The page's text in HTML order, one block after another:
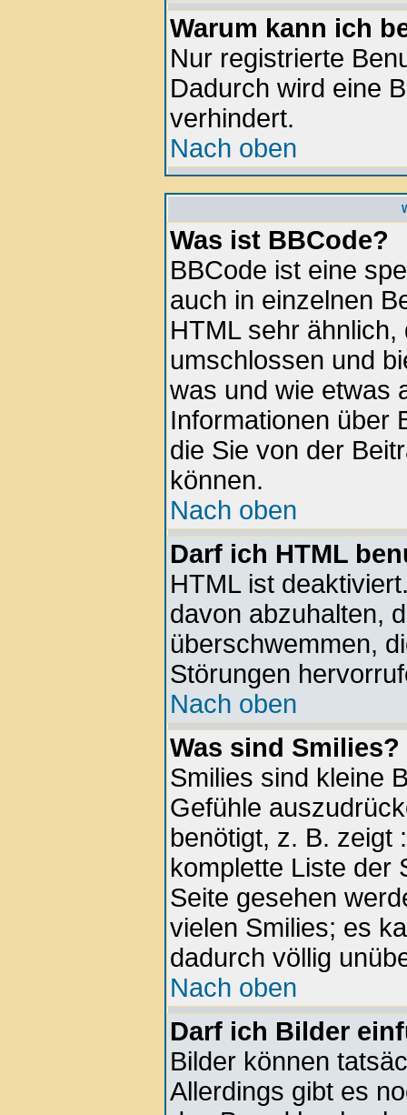
Warum kann ich
Nur registrierte
Dadurch wird eine
verhindert.
Nach oben
Was ist BBCode?
BBCode ist eine
auch in einzelnen
HTML sehr
umschlossen und
was und wie etwas
Informationen über
die Sie von der
können.
Nach oben
Darf ich HTML
HTML ist
davon abzuhalten,
überschwemmen,
Störungen
Nach oben
Was sind Smilies?
Smilies sind kleine
Gefühle
benötigt, z. B. zeigt
komplette Liste der
Seite gesehen
vielen Smilies; es
dadurch völlig
Nach oben
Darf ich Bilder
Bilder können
Allerdings gibt es